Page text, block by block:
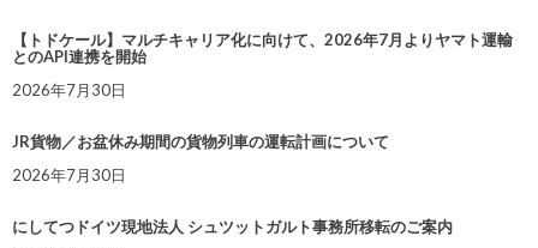
【トドケール】マルチキャリア化に向けて、2026年7月よりヤマト運輸
とのAPI連携を開始
2026年7月30日
JR貨物／お盆休み期間の貨物列車の運転計画について
2026年7月30日
にしてつドイツ現地法人 シュツットガルト事務所移転のご案内